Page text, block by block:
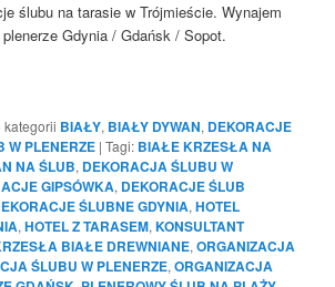
ślubu na tarasie w Trójmieście. Wynajem
Gdynia / Gdańsk / Sopot.
kategorii BIAŁY, BIAŁY DYWAN, DEKORACJE
W PLENERZE |Tagi: BIAŁE KRZESŁA NA
NA ŚLUB, DEKORACJA ŚLUBU W
GIPSÓWKA, DEKORACJE ŚLUB
ŚLUBNE GDYNIA,HOTEL
,HOTEL Z TARASEM,KONSULTANT
BIAŁE DREWNIANE,ORGANIZACJA
ŚLUBU W PLENERZE,ORGANIZACJA